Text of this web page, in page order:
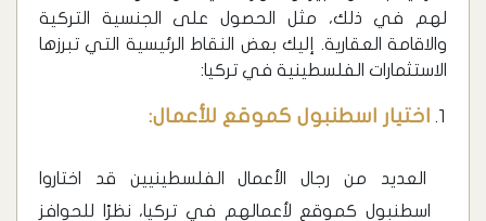
لهم في ذلك، مثل الحصول على الجنسية التركية
والاقامة العقارية. إليك بعض النقاط الرئيسية التي تبرزها
الاستثمارات الفلسطينية في تركيا:
اختيار اسطنبول كموقع للأعمال:
العديد من رجال الأعمال الفلسطينيين قد اختاروا
اسطنبول كموقع لأعمالهم في تركيا، نظرًا للحوافز